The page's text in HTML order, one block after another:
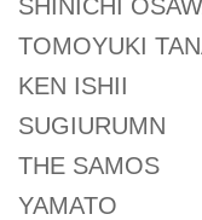
SHINICHI
TOMOYUKI
KEN ISHII
SUGIURUMN
THE SAMOS
YAMATO